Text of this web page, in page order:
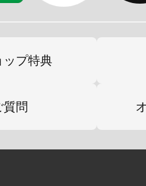
淑女たるタマモを
ップ特典
質問